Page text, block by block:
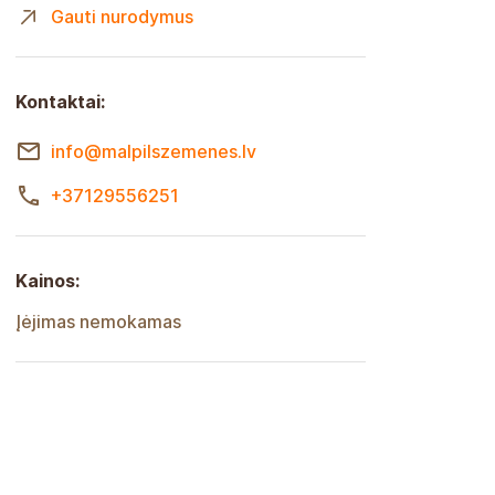
Gauti nurodymus
Kontaktai:
info@malpilszemenes.lv
+37129556251
Kainos:
Įėjimas nemokamas